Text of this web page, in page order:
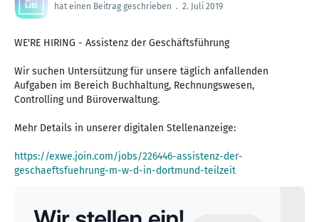
hat einen Beitrag geschrieben . 2. Juli 2019
WE'RE HIRING - Assistenz der Geschäftsführung
Wir suchen Untersützung für unsere täglich anfallenden
Aufgaben im Bereich Buchhaltung, Rechnungswesen,
Controlling und Büroverwaltung.
Mehr Details in unserer digitalen Stellenanzeige:
https://exwe.join.com/jobs/226446-assistenz-der-
geschaeftsfuehrung-m-w-d-in-dortmund-teilzeit